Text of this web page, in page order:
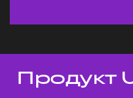
Темы докладов
Продукт